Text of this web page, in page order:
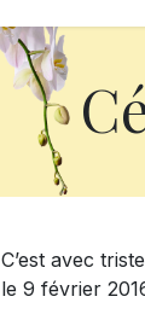
C’est avec
le 9 février